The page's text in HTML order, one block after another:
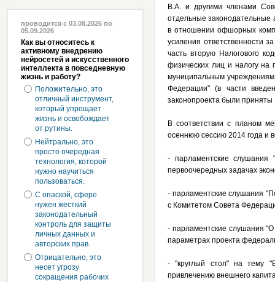
проводится с 03.08.2026 по
05.09.2026
Как вы относитесь к
активному внедрению
нейросетей и искусственного
интеллекта в повседневную
жизнь и работу?
Положительно, это
отличный инструмент,
который упрощает
жизнь и освобождает
от рутины.
Нейтрально, это
просто очередная
технология, которой
нужно научиться
пользоваться.
С опаской, сфере
нужен жесткий
законодательный
контроль для защиты
личных данных и
авторских прав.
Отрицательно, это
несет угрозу
сокращения рабочих
В.А. и другими членами
отдельные законодательные
в отношении офшорных
усиления ответственности
часть вторую Налогового
физических лиц и налогу на
муниципальным учреждениям
Федерации" (в части
законопроекта были приняты
В соответствии с планом
осеннюю сессию 2014 года и
- парламентские слушания
первоочередных задачах
- парламентские слушания
с Комитетом Совета
- парламентские слушания "О
параметрах проекта
- "круглый стол" на тему
привлечению внешнего